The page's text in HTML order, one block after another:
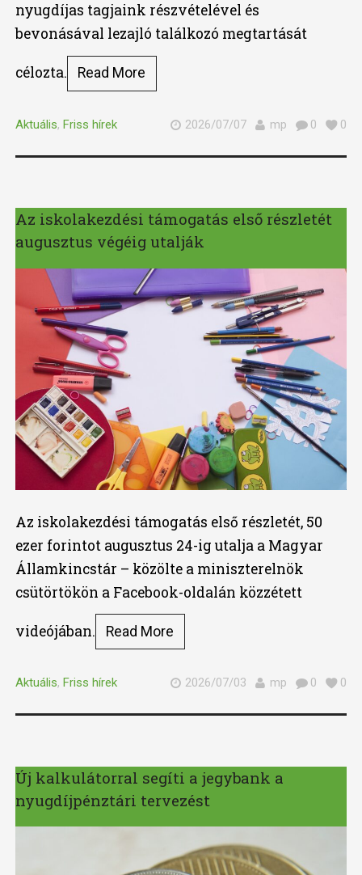
nyugdíjas tagjaink részvételével és
bevonásával lezajló találkozó megtartását
célozta. Read More
Aktuális, Friss hírek 2026/07/07 mp 0 0
Az iskolakezdési támogatás első részletét
augusztus végéig utalják
Az iskolakezdési támogatás első részletét, 50
ezer forintot augusztus 24-ig utalja a Magyar
Államkincstár – közölte a miniszterelnök
csütörtökön a Facebook-oldalán közzétett
videójában. Read More
Aktuális, Friss hírek 2026/07/03 mp 0 0
Új kalkulátorral segíti a jegybank a
nyugdíjpénztári tervezést